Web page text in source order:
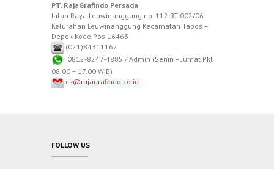
PT. RajaGrafindo Persada
Jalan Raya Leuwinanggung no. 112 RT 002/06
Kelurahan Leuwinanggung Kecamatan Tapos –
Depok Kode Pos 16463
(021)84311162
0812-8247-4885 / Admin (Senin – Jumat Pkl
08.00 – 17.00 WIB)
cs@rajagrafindo.co.id
FOLLOW US